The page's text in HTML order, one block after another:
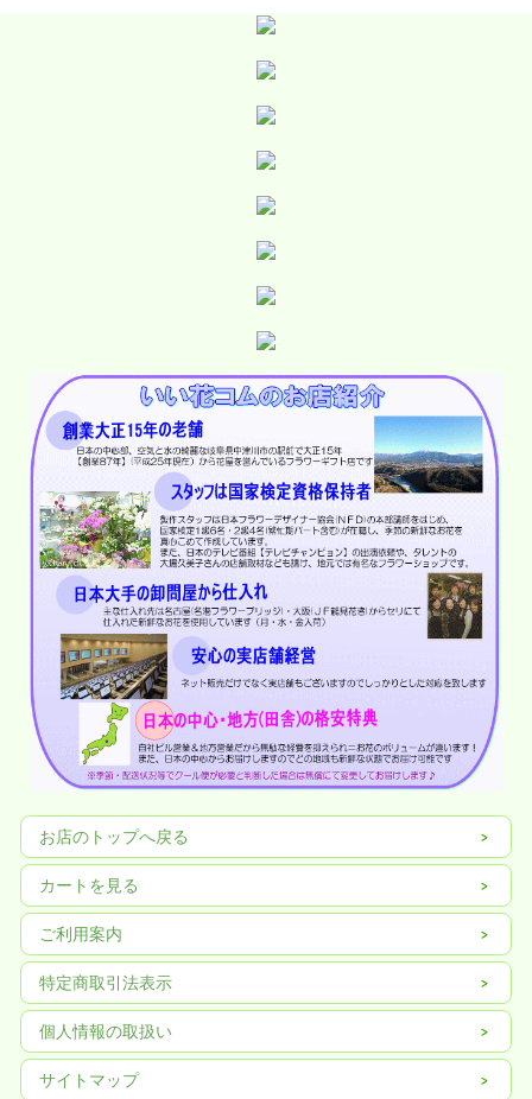
ホームページから商品画像閲覧可能です
■◇■ ＰＭ ３時までにご注文で翌
日配達ＯＫ！■◇■
（北海道・青森・沖縄・鹿児島・宮崎・一部離島は翌々日）
■◇■お届けした商品画像が確認でき
ます■◇■
お店のトップへ戻る
カートを見る
ご利用案内
特定商取引法表示
個人情報の取扱い
サイトマップ